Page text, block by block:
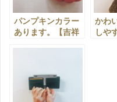
パンプキンカラー
あります。【吉祥
かわ
しや